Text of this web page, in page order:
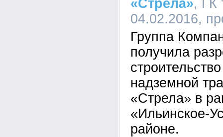
«Стрела», ГК
04.02.2016,
Группа
получила
надземной
«Стрела» в
«Ильинское-
районе.